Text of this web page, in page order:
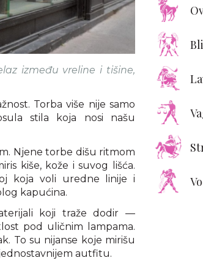
između vreline i tišine,
Torba više nije samo
stila koja nosi našu
Njene torbe dišu ritmom
kiše, kože i suvog lišća.
koja voli uredne linije i
kapućina.
koji traže dodir —
pod uličnim lampama.
To su nijanse koje mirišu
autfitu.